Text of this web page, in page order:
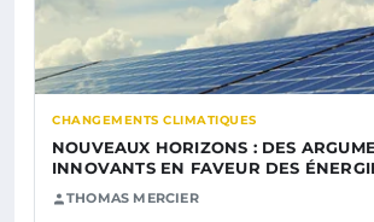
CHANGEMENTS CLIMATIQUES
NOUVEAUX HORIZONS : DES
INNOVANTS EN FAVEUR DES
THOMAS MERCIER